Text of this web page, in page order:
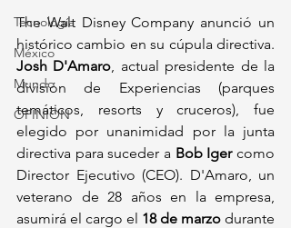
Tecnología
México
Mundo
OPINIÓN
The Walt Disney Company anunció un
Josh D'Amaro, actual presidente de la
división de Experiencias (parques
temáticos, resorts y cruceros), fue
elegido por unanimidad por la junta
directiva para suceder a Bob Iger como
Director Ejecutivo (CEO). D'Amaro, un
veterano de 28 años en la empresa,
asumirá el cargo el 18 de marzo durante